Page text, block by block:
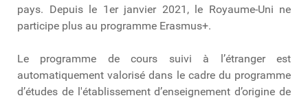
pays. Depuis le 1er janvier 2021, le Royaume-Uni ne
participe plus au programme Erasmus+.
Le programme de cours suivi à l’étranger est
automatiquement valorisé dans le cadre du programme
d’études de l'établissement d’enseignement d’origine de